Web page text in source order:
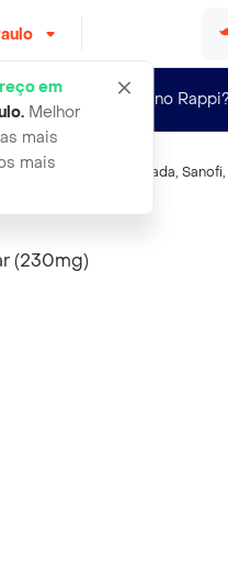
em
.Melhor
mais
mais
Novo no
,Magnesia Bisurada, Sanofi,